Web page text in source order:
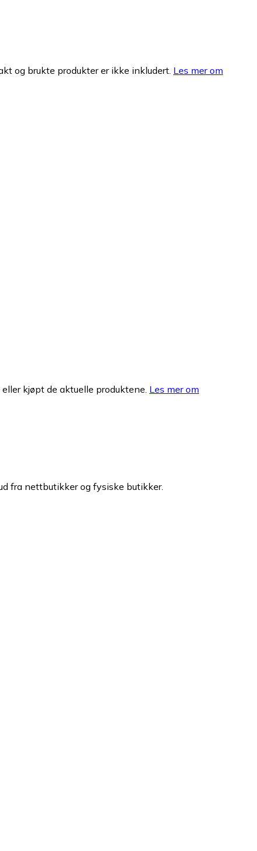
og brukte produkter er ikke inkludert. Les mer om
kjøpt de aktuelle produktene. Les mer om
fra nettbutikker og fysiske butikker.